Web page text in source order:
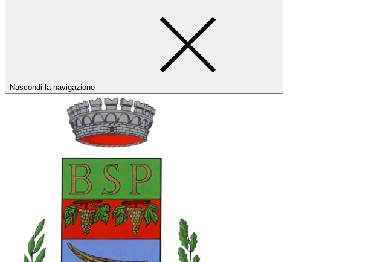
Nascondi la navigazione